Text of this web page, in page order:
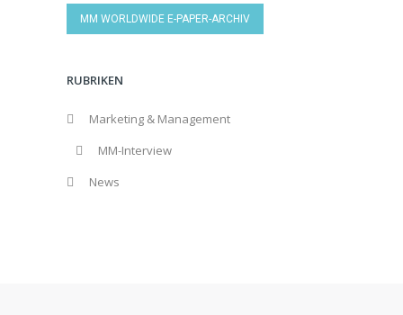
MM WORLDWIDE E-PAPER-ARCHIV
RUBRIKEN
Marketing & Management
MM-Interview
News